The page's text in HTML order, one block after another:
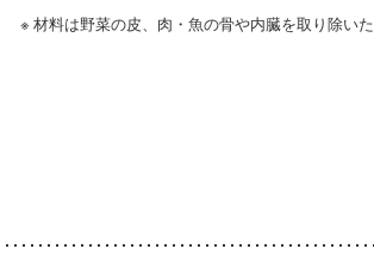
※ 材料は野菜の皮、肉・魚の骨や内臓を取り除い